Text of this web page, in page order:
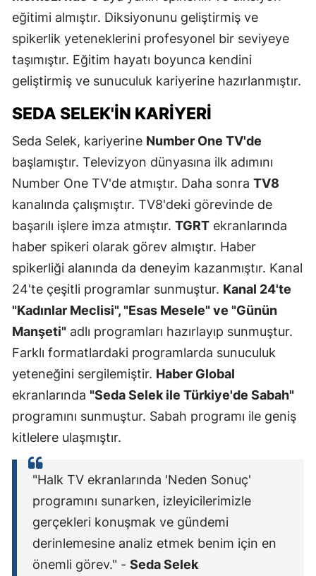
eğitimi almıştır. Diksiyonunu geliştirmiş ve
spikerlik yeteneklerini profesyonel bir seviyeye
taşımıştır. Eğitim hayatı boyunca kendini
geliştirmiş ve sunuculuk kariyerine hazırlanmıştır.
SEDA SELEK'IN KARIYERI
Seda Selek, kariyerine Number One TV'de
başlamıştır. Televizyon dünyasına ilk adımını
Number One TV'de atmıştır. Daha sonra TV8
kanalında çalışmıştır. TV8'deki görevinde de
başarılı işlere imza atmıştır. TGRT ekranlarında
haber spikeri olarak görev almıştır. Haber
spikerliği alanında da deneyim kazanmıştır. Kanal
24'te çeşitli programlar sunmuştur. Kanal 24'te
"Kadınlar Meclisi", "Esas Mesele" ve "Günün
Manşeti" adlı programları hazırlayıp sunmuştur.
Farklı formatlardaki programlarda sunuculuk
yeteneğini sergilemiştir. Haber Global
ekranlarında "Seda Selek ile Türkiye'de Sabah"
programını sunmuştur. Sabah programı ile geniş
kitlelere ulaşmıştır.
"Halk TV ekranlarında 'Neden Sonuç'
programını sunarken, izleyicilerimizle
gerçekleri konuşmak ve gündemi
derinlemesine analiz etmek benim için en
önemli görev." - Seda Selek